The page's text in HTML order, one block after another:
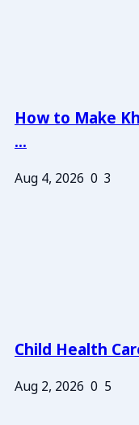
How to Make
...
Aug 4, 2026 0 3
Child Health
Aug 2, 2026 0 5